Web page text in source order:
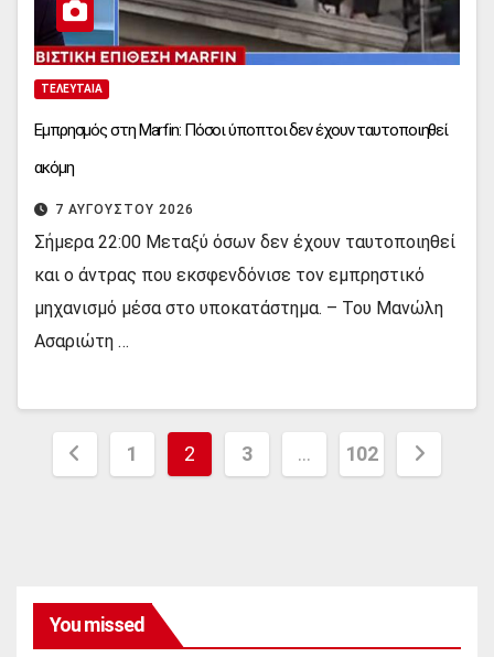
ΤΕΛΕΥΤΑΊΑ
Εμπρησμός στη Marfin: Πόσοι ύποπτοι δεν έχουν ταυτοποιηθεί
ακόμη
7 ΑΥΓΟΎΣΤΟΥ 2026
Σήμερα 22:00 Μεταξύ όσων δεν έχουν ταυτοποιηθεί
και ο άντρας που εκσφενδόνισε τον εμπρηστικό
μηχανισμό μέσα στο υποκατάστημα. – Του Μανώλη
Ασαριώτη …
Σελιδοποίηση
1 2 3 … 102
You missed